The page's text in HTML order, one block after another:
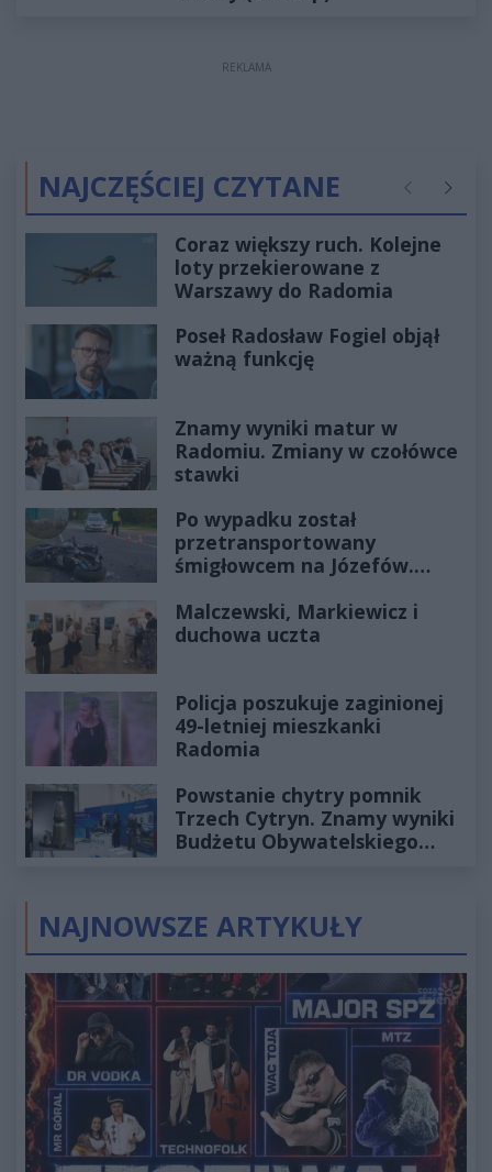
REKLAMA
NAJCZĘŚCIEJ CZYTANE Poprzednie
Coraz większy ruch. Kolejne
loty przekierowane z
Warszawy do Radomia
Poseł Radosław Fogiel objął
ważną funkcję
Znamy wyniki matur w
Radomiu. Zmiany w czołówce
stawki
Po wypadku został
przetransportowany
śmigłowcem na Józefów.
Malczewski, Markiewicz i
duchowa uczta
Policja poszukuje zaginionej
49-letniej mieszkanki
Radomia
Powstanie chytry pomnik
Trzech Cytryn. Znamy wyniki
Budżetu Obywatelskiego
NAJNOWSZE ARTYKUŁY